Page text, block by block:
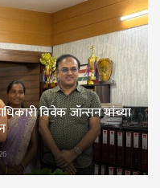
विवेक जॉन्सन यांच्या